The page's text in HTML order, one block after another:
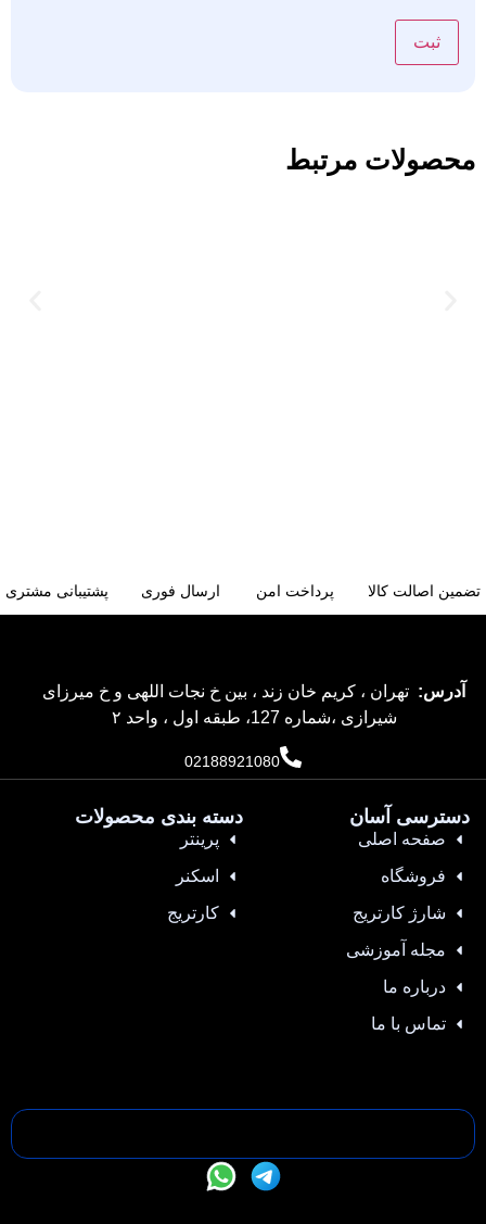
محصولات مرتبط
تضمین اصالت کالا پرداخت امن ارسال فوری پشتیبانی مشتری
آدرس: تهران ، کریم خان زند ، بین خ نجات اللهی و خ میرزای
شیرازی ،شماره 127، طبقه اول ، واحد ۲
02188921080
دسترسی آسان
صفحه اصلی
فروشگاه
شارژ کارتریج
مجله آموزشی
درباره ما
تماس با ما
دسته بندی محصولات
پرینتر
اسکنر
کارتریج